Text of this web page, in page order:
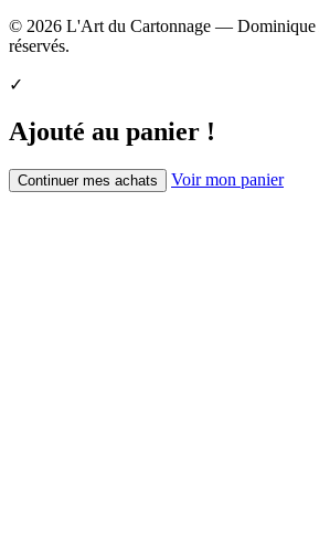
© 2026 L'Art du Cartonnage — Dominique
réservés.
✓
Ajouté au panier !
Continuer mes achats Voir mon panier